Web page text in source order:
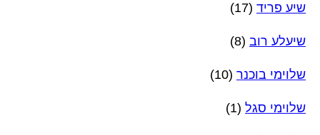
שיע פריד (17)
שיעלע רוב (8)
שלוימי בוכנר (10)
שלוימי סגל (1)